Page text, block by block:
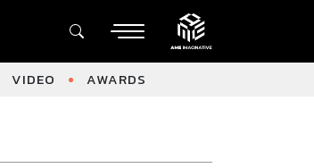
VIDEO AWARDS